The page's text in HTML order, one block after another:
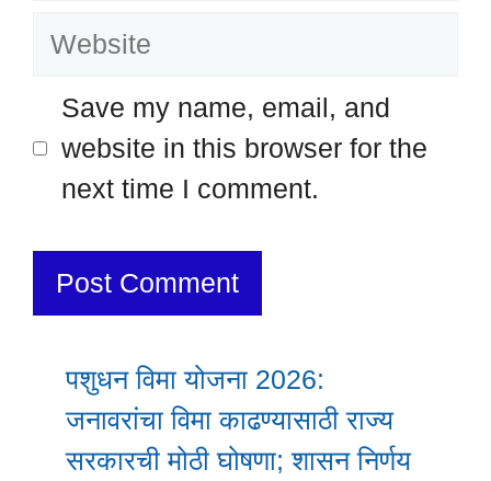
Website
Save my name, email, and
website in this browser for the
next time I comment.
पशुधन विमा योजना 2026:
जनावरांचा विमा काढण्यासाठी राज्य
सरकारची मोठी घोषणा; शासन निर्णय